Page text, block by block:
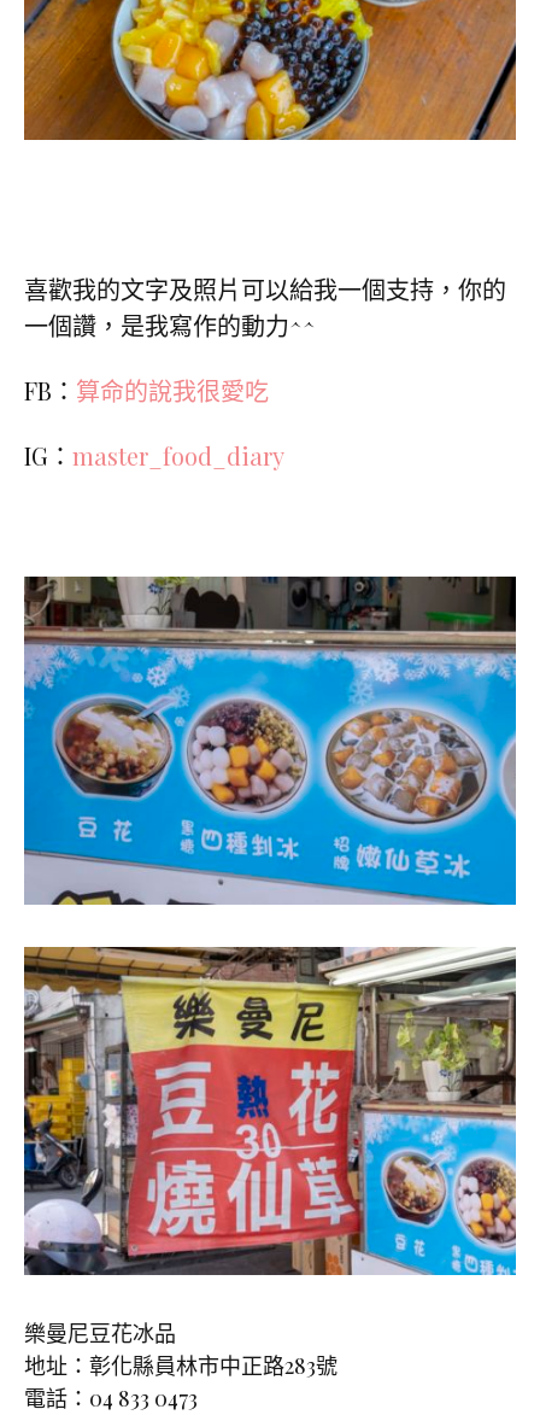
喜歡我的文字及照片可以給我一個支持，你的
一個讚，是我寫作的動力^^
FB： 算命的說我很愛吃
IG： master_food_diary
樂曼尼豆花冰品
地址：彰化縣員林市中正路283號
電話：04 833 0473